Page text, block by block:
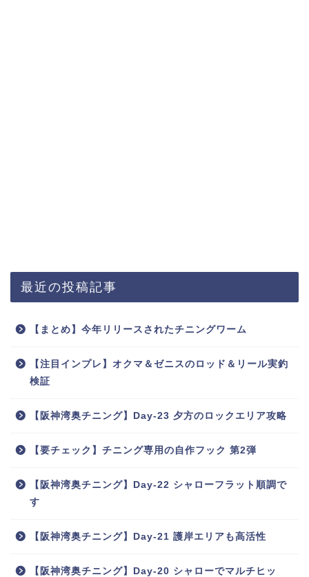
最近の投稿記事
【まとめ】今年リリースされたチニングワーム
【注目インプレ】オクマ＆ゼニスのロッド＆リール実釣
検証
【阪神湾奥チニング】Day-23 夕方のロックエリア攻略
【要チェック】チニング専用の自作フック 第2弾
【阪神湾奥チニング】Day-22 シャローフラット順調で
す
【阪神湾奥チニング】Day-21 護岸エリアも高活性
【阪神湾奥チニング】Day-20 シャローでマルチヒッ